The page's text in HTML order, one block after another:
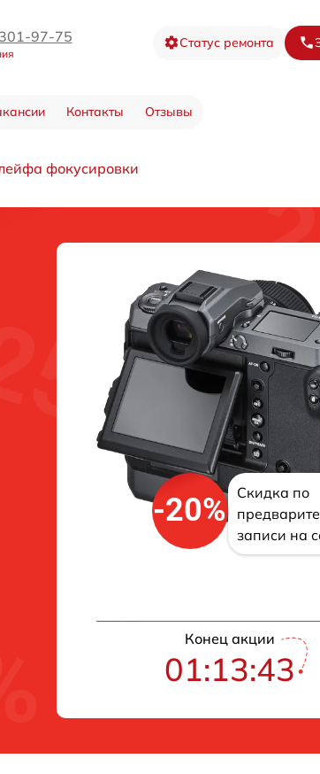
97-75 Статус ремонта
Контакты Отзывы
фокусировки
-20%
Скидка по
записи на
Конец акции
01:13:42